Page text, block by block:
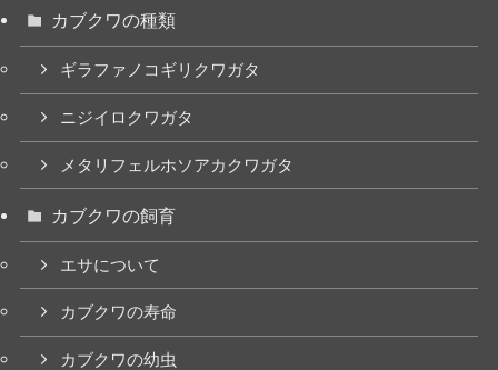
カブクワの種類
ギラファノコギリクワガタ
ニジイロクワガタ
メタリフェルホソアカクワガタ
カブクワの飼育
エサについて
カブクワの寿命
カブクワの幼虫